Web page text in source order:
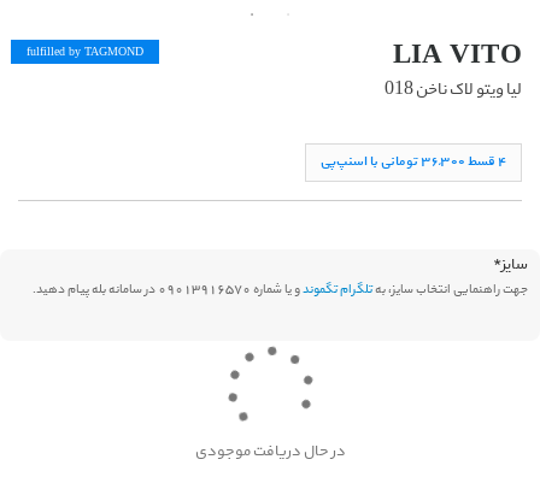
LIA VITO
لیا ویتو لاک ناخن 018
fulfilled by TAGMOND
۴ قسط ۳۶,۳۰۰ تومانی با اسنپ‌پی
سایز*
جهت راهنمایی انتخاب سایز، بهتلگرام تگموندو یا شماره 09013916570 در سامانه بله پیام دهید.
در حال دریافت موجودی